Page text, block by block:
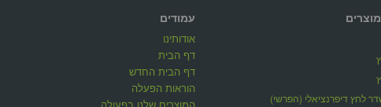
עמודים
אודותינו
דף הבית
דף הבית החדש
הוראות הפעלה
לחץ דיפרנציאלי (הפרשי)